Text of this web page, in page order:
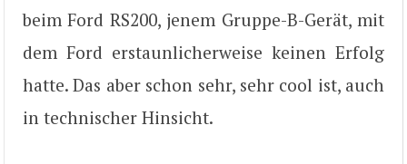
beim Ford RS200, jenem Gruppe-B-Gerät, mit
dem Ford erstaunlicherweise keinen Erfolg
hatte. Das aber schon sehr, sehr cool ist, auch
in technischer Hinsicht.